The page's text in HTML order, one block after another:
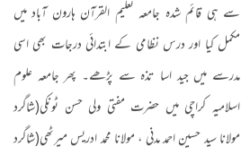
سے ہی قائم شدہ جامعہ تعلیم القرآن ہارون آباد میں
مکمل کیا اور درس نظامی کے ابتدائی درجات بھی اسی
مدرسے میں جید اسا تذہ سے پڑھے۔ پھر جامعہ علوم
اسلامیہ کراچی میں حضرت مفتی ولی حسن ٹونکی(شاگرد
مولانا سید حسین احمد مدنی ، مولانا محمد ادریس میرٹھی(شاگرد